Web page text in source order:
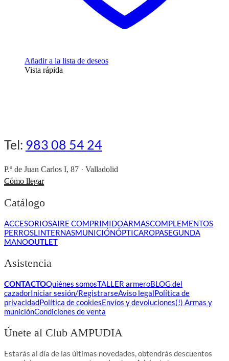
Añadir a la lista de deseos
Vista rápida
Tel: 983 08 54 24
P.º de Juan Carlos I, 87 · Valladolid
Cómo llegar
Catálogo
ACCESORIOSAIRE COMPRIMIDOARMASCOMPLEMENTOS
PERROSLINTERNASMUNICIÓNÓPTICAROPASEGUNDA
MANOOUTLET
Asistencia
CONTACTOQuiénes somosTALLER armeroBLOG del
cazadorIniciar sesión/RegistrarseAviso legalPolítica de
privacidadPolítica de cookiesEnvíos y devoluciones(!) Armas y
municiónCondiciones de venta
Únete al Club AMPUDIA
Estarás al día de las últimas novedades, obtendrás descuentos